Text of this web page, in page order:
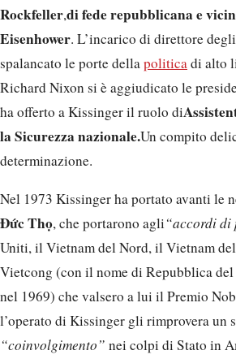
Rockfeller,di fede repubblicana e
Eisenhower. L’incarico di direttore
spalancato le porte dellapoliticadi alto
Richard Nixon si è aggiudicato le
ha offerto a Kissinger il ruolo di
la Sicurezza nazionale.Un compito
determinazione.
Nel 1973 Kissinger ha portato avanti le
Đức Thọ, che portarono agli“accordi di
Uniti, il Vietnam del Nord, il Vietnam
Vietcong (con il nome di Repubblica del
nel 1969) che valsero a lui il Premio
l’operato di Kissinger gli rimprovera un
“coinvolgimento” nei colpi di Stato in